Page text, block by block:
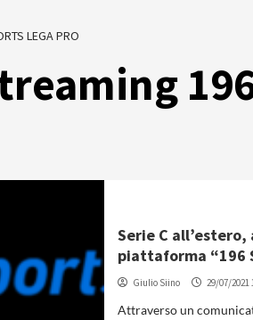
LEGA PRO
Serie C
piattaforma “196
Giulio Siino 29/07/2021
Attraverso un